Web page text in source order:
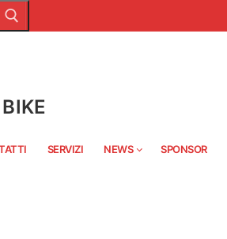
SERVIZI NEWS SPONSOR